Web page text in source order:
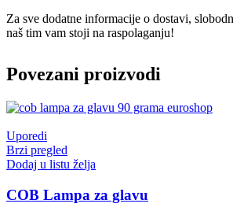
Za sve dodatne informacije o dostavi,
naš tim vam stoji na raspolaganju!
Povezani proizvodi
Uporedi
Brzi pregled
Dodaj u listu želja
COB Lampa za glavu